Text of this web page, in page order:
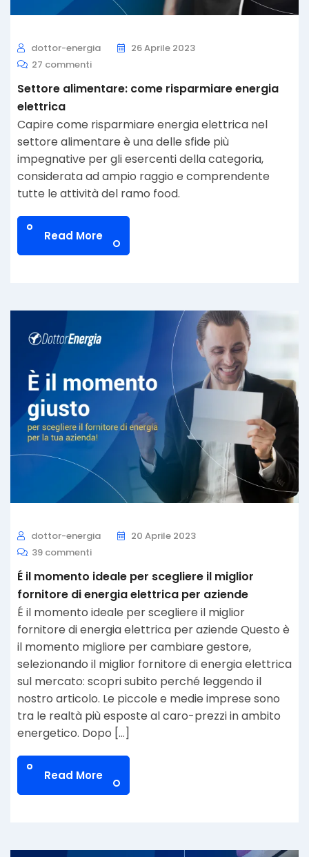
dottor-energia
26 Aprile 2023
27 commenti
Settore alimentare: come risparmiare energia
elettrica
Capire come risparmiare energia elettrica nel
settore alimentare è una delle sfide più
impegnative per gli esercenti della categoria,
considerata ad ampio raggio e comprendente
tutte le attività del ramo food.
Read More
dottor-energia
20 Aprile 2023
39 commenti
É il momento ideale per scegliere il miglior
fornitore di energia elettrica per aziende
É il momento ideale per scegliere il miglior
fornitore di energia elettrica per aziende Questo è
il momento migliore per cambiare gestore,
selezionando il miglior fornitore di energia elettrica
sul mercato: scopri subito perché leggendo il
nostro articolo. Le piccole e medie imprese sono
tra le realtà più esposte al caro-prezzi in ambito
energetico. Dopo […]
Read More